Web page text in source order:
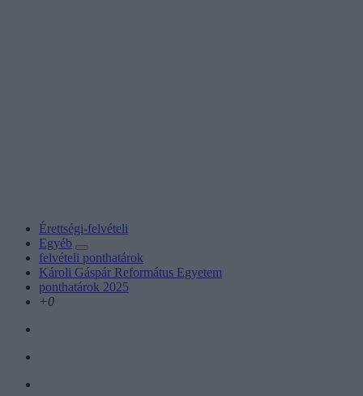
Érettségi-felvételi
Egyéb
felvételi ponthatárok
Károli Gáspár Református Egyetem
ponthatárok 2025
+0